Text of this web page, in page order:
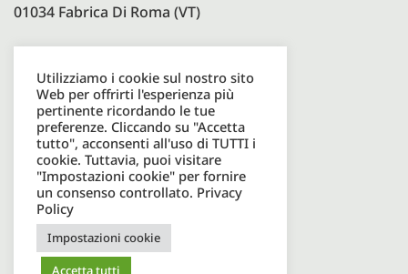
01034 Fabrica Di Roma (VT)
Paolelli Garden Srl
P.I. 08600931003
Tel. +39 0761598049
Email. info@paolellioutdoor.it
Bando PMI
Utilizziamo i cookie sul nostro sito
Web per offrirti l'esperienza più
pertinente ricordando le tue
preferenze. Cliccando su "Accetta
tutto", acconsenti all'uso di TUTTI i
cookie. Tuttavia, puoi visitare
"Impostazioni cookie" per fornire
un consenso controllato. Privacy
Policy
Impostazioni cookie
Accetta tutti